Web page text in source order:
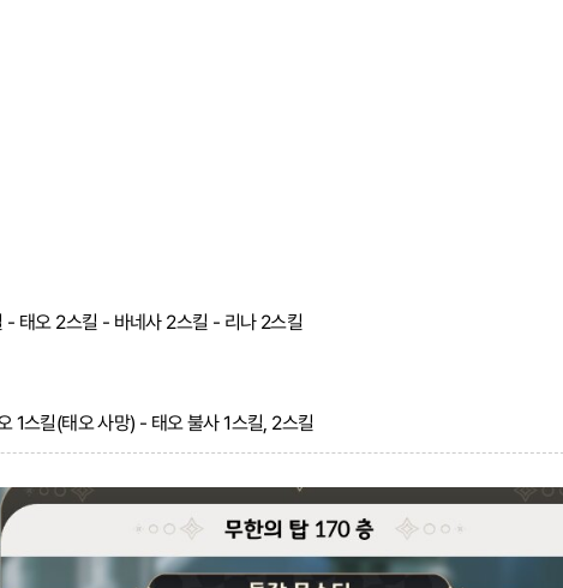
- 태오 2스킬 - 바네사 2스킬 - 리나 2스킬
1스킬(태오 사망) - 태오 불사 1스킬, 2스킬